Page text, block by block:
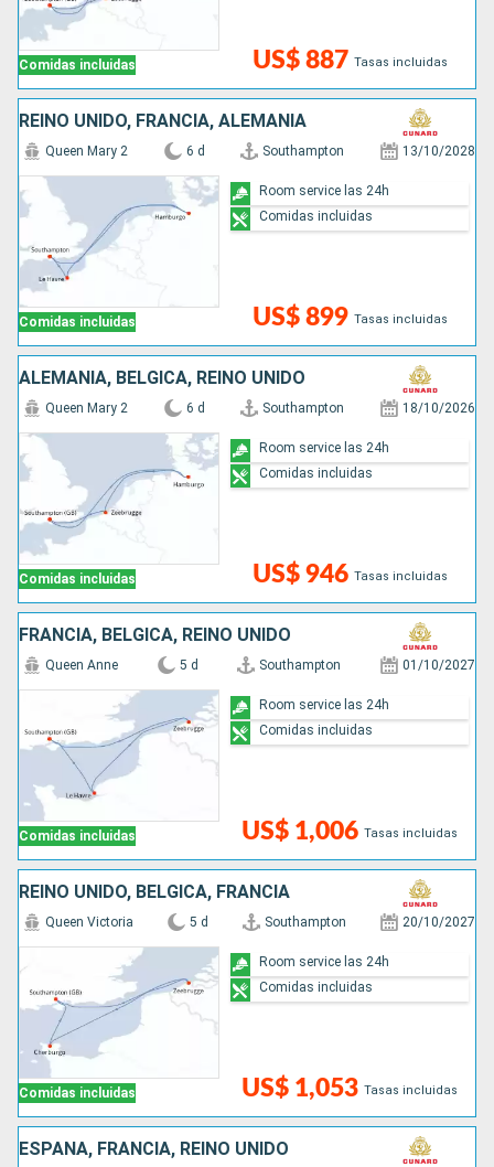
Comidas incluidas US$ 887 Tasas incluidas
REINO UNIDO, FRANCIA, ALEMANIA
Comidas incluidas
Queen Mary 2 6 d Southampton 13/10/2028
US$ 899 Tasas incluidas
Room service las 24h
Comidas incluidas
ALEMANIA, BÉLGICA, REINO UNIDO
Comidas incluidas
Queen Mary 2 6 d Southampton 18/10/2026
US$ 946 Tasas incluidas
Room service las 24h
Comidas incluidas
FRANCIA, BÉLGICA, REINO UNIDO
Comidas incluidas
Queen Anne 5 d Southampton 01/10/2027
US$ 1,006 Tasas incluidas
Room service las 24h
Comidas incluidas
REINO UNIDO, BÉLGICA, FRANCIA
Comidas incluidas
Queen Victoria 5 d Southampton 20/10/2027
US$ 1,053 Tasas incluidas
Room service las 24h
Comidas incluidas
ESPAÑA, FRANCIA, REINO UNIDO